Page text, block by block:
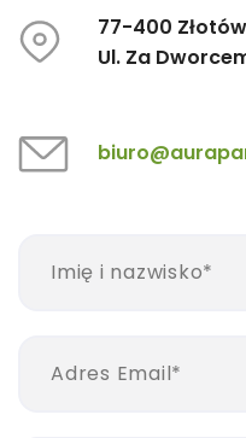
77-400 Złotów
Ul. Za